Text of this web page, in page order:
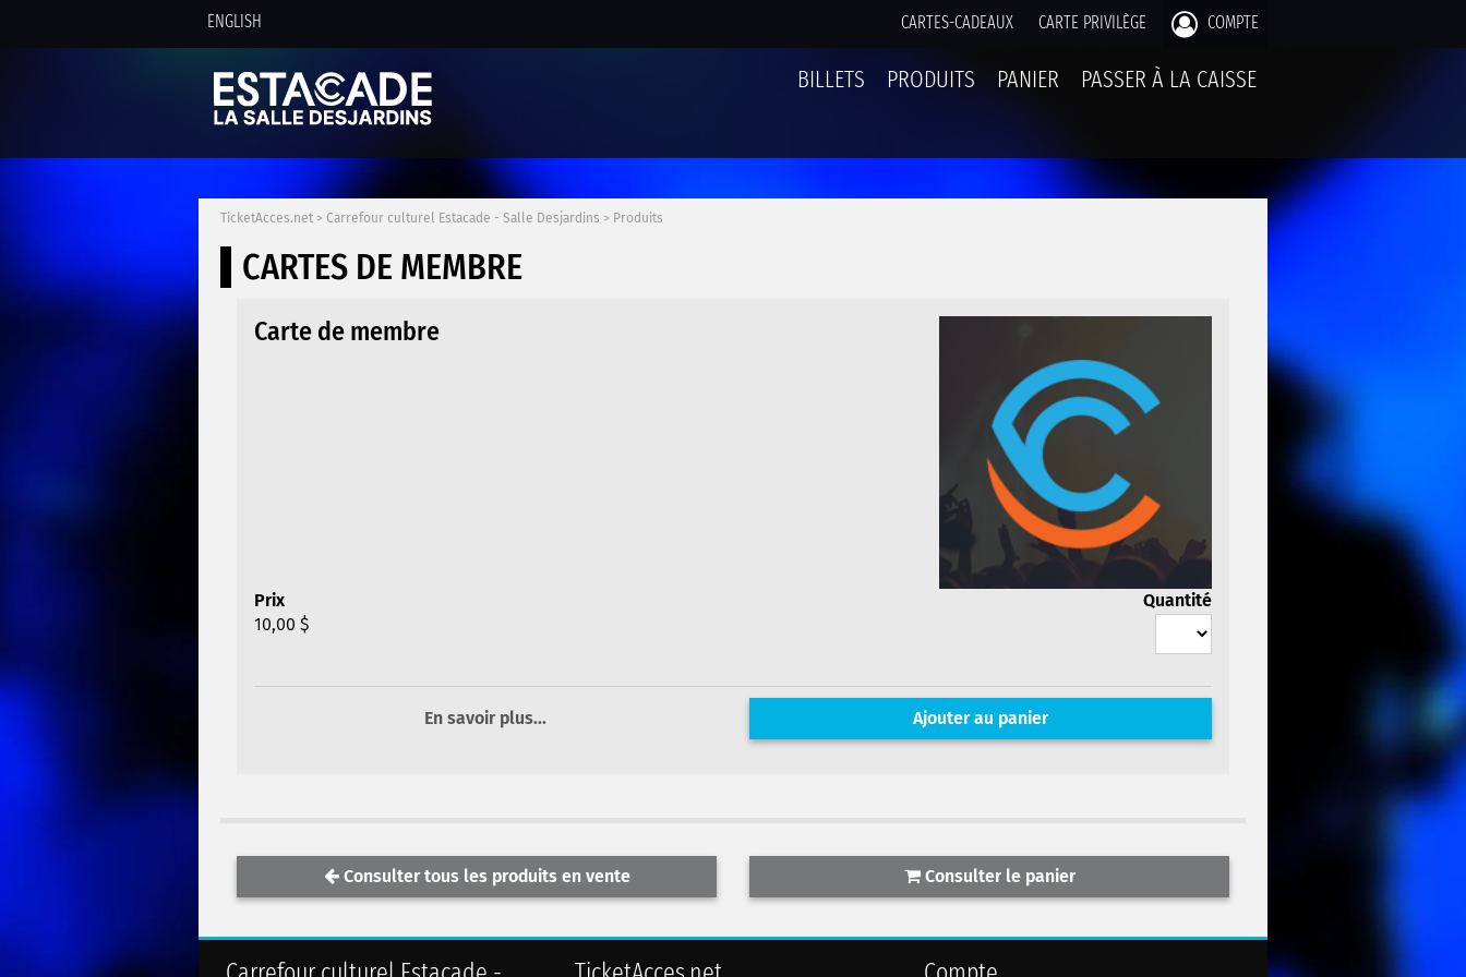
ENGLISH CARTES-CADEAUX CARTE PRIVILÈGE COMPTE
BILLETS PRODUITS PANIER PASSER À LA CAISSE
TicketAcces.net > Carrefour culturel Estacade - Salle Desjardins > Produits
CARTES DE MEMBRE
Carte de membre
Prix
10,00 $
Quantité
Ajouter au panier
En savoir plus...
Consulter le panier
Consulter tous les produits en vente